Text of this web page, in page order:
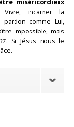
miséricordieux
Vivre, incarner la
comme Lui,
impossible, mais
Si Jésus nous le